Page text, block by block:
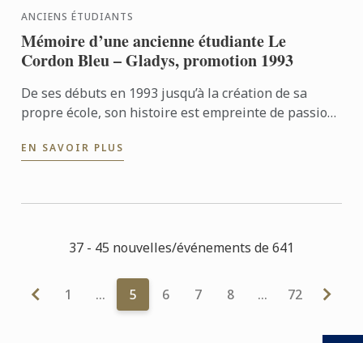
ANCIENS ÉTUDIANTS
Mémoire d’une ancienne étudiante Le
Cordon Bleu – Gladys, promotion 1993
De ses débuts en 1993 jusqu’à la création de sa
propre école, son histoire est empreinte de passion,
EN SAVOIR PLUS
37 - 45 nouvelles/événements de 641
1 … 5 6 7 8 … 72